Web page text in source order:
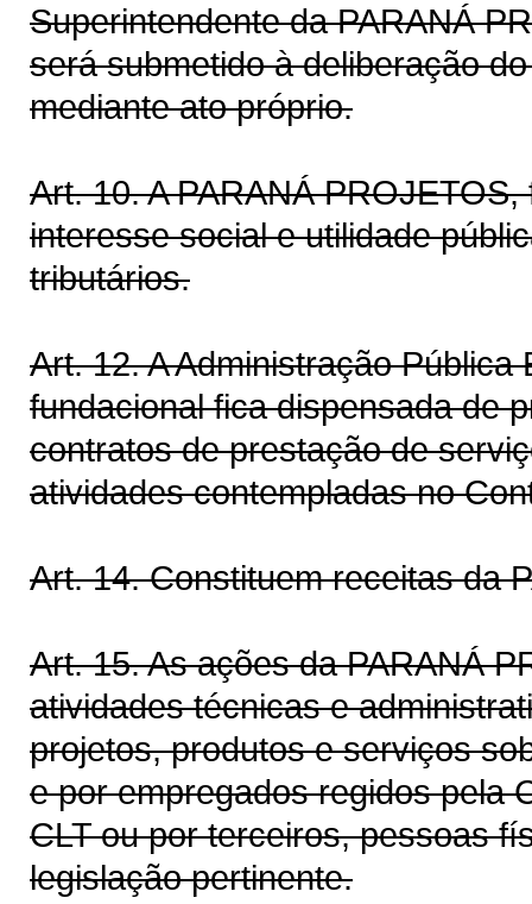
Superintendente da PARANÁ
será submetido à deliberação
mediante ato próprio.
Art. 10. A PARANÁ
interesse social e utilidade
tributários.
Art. 12. A Administração
fundacional fica dispensada de
contratos de prestação de
atividades contempladas no
Art. 14. Constituem receitas da
Art. 15. As ações da PARANÁ
atividades técnicas e
projetos, produtos e serviços
e por empregados regidos pela
CLT ou por terceiros, pessoas
legislação pertinente.